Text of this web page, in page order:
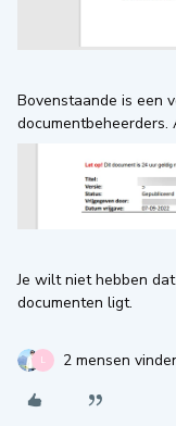
Bovenstaande is een
Je wilt niet hebben
documenten ligt.
L 2 mensen